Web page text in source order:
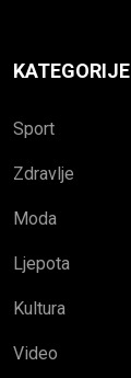
KATEGORIJE
Sport
Zdravlje
Moda
Ljepota
Kultura
Video